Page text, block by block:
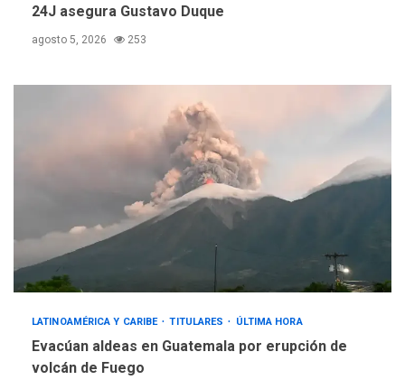
24J asegura Gustavo Duque
agosto 5, 2026 253
LATINOAMÉRICA Y CARIBE TITULARES ÚLTIMA HORA
Evacúan aldeas en Guatemala por erupción de
volcán de Fuego